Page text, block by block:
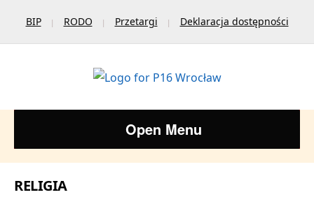
BIP RODO Przetargi Deklaracja dostępności
Open Menu
RELIGIA